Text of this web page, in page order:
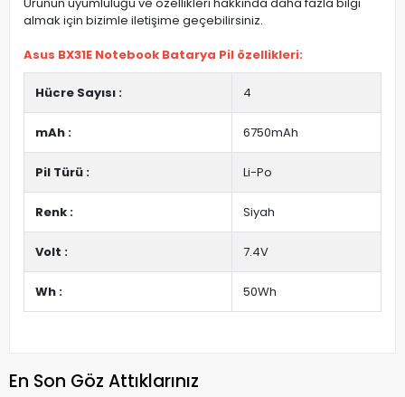
almak için bizimle iletişime geçebilirsiniz.
Asus BX31E Notebook Batarya Pil özellikleri:
Hücre Sayısı : 4
mAh : 6750mAh
Pil Türü : Li-Po
Renk : Siyah
Volt : 7.4V
Wh : 50Wh
En Son Göz Attıklarınız